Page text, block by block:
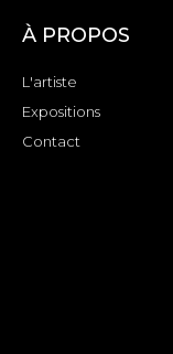
À PROPOS
L'artiste
Expositions
Contact